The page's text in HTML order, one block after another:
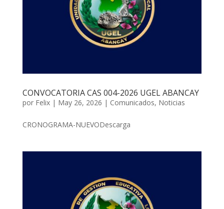
CONVOCATORIA CAS 004-2026 UGEL ABANCAY
por Felix| May 26, 2026 | Comunicados, Noticias
CRONOGRAMA-NUEVODescarga